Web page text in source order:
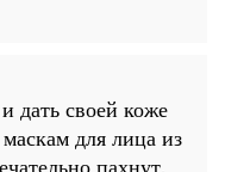
дать своей коже
для лица из